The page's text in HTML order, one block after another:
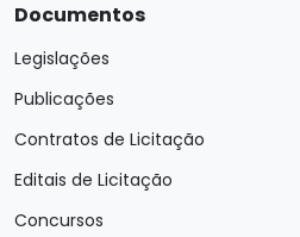
Documentos
Legislações
Publicações
Contratos de Licitação
Editais de Licitação
Concursos